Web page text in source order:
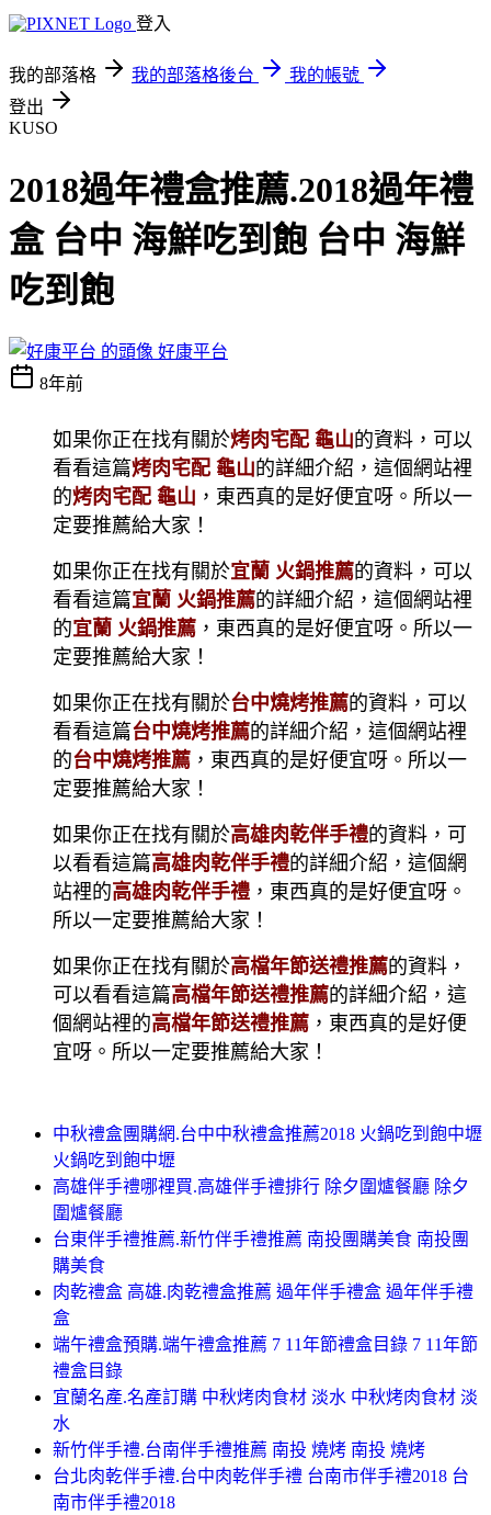
登入
我的部落格 我的部落格後台
我的帳號
登出
KUSO
2018過年禮盒推薦.2018過年禮
盒 台中 海鮮吃到飽 台中 海鮮
吃到飽
好康平台
8年前
如果你正在找有關於烤肉宅配 龜山的資料，可以
看看這篇烤肉宅配 龜山的詳細介紹，這個網站裡
的烤肉宅配 龜山 ，東西真的是好便宜呀。所以一
定要推薦給大家！
如果你正在找有關於宜蘭 火鍋推薦的資料，可以
看看這篇宜蘭 火鍋推薦的詳細介紹，這個網站裡
的宜蘭 火鍋推薦 ，東西真的是好便宜呀。所以一
定要推薦給大家！
如果你正在找有關於台中燒烤推薦的資料，可以
看看這篇台中燒烤推薦的詳細介紹，這個網站裡
的台中燒烤推薦 ，東西真的是好便宜呀。所以一
定要推薦給大家！
如果你正在找有關於高雄肉乾伴手禮的資料，可
以看看這篇高雄肉乾伴手禮的詳細介紹，這個網
站裡的高雄肉乾伴手禮 ，東西真的是好便宜呀。
所以一定要推薦給大家！
如果你正在找有關於高檔年節送禮推薦的資料，
可以看看這篇高檔年節送禮推薦的詳細介紹，這
個網站裡的高檔年節送禮推薦 ，東西真的是好便
宜呀。所以一定要推薦給大家！
中秋禮盒團購網.台中中秋禮盒推薦2018 火鍋吃到飽中壢
火鍋吃到飽中壢
高雄伴手禮哪裡買.高雄伴手禮排行 除夕圍爐餐廳 除夕
圍爐餐廳
台東伴手禮推薦.新竹伴手禮推薦 南投團購美食 南投團
購美食
肉乾禮盒 高雄.肉乾禮盒推薦 過年伴手禮盒 過年伴手禮
盒
端午禮盒預購.端午禮盒推薦 7 11年節禮盒目錄 7 11年節
禮盒目錄
宜蘭名產.名產訂購 中秋烤肉食材 淡水 中秋烤肉食材 淡
水
新竹伴手禮.台南伴手禮推薦 南投 燒烤 南投 燒烤
台北肉乾伴手禮.台中肉乾伴手禮 台南市伴手禮2018 台
南市伴手禮2018